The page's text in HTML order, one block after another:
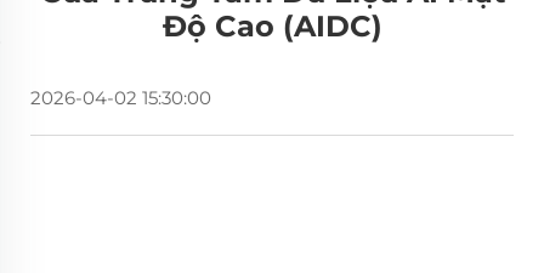
Độ Cao (AIDC)
2026-04-02 15:30:00